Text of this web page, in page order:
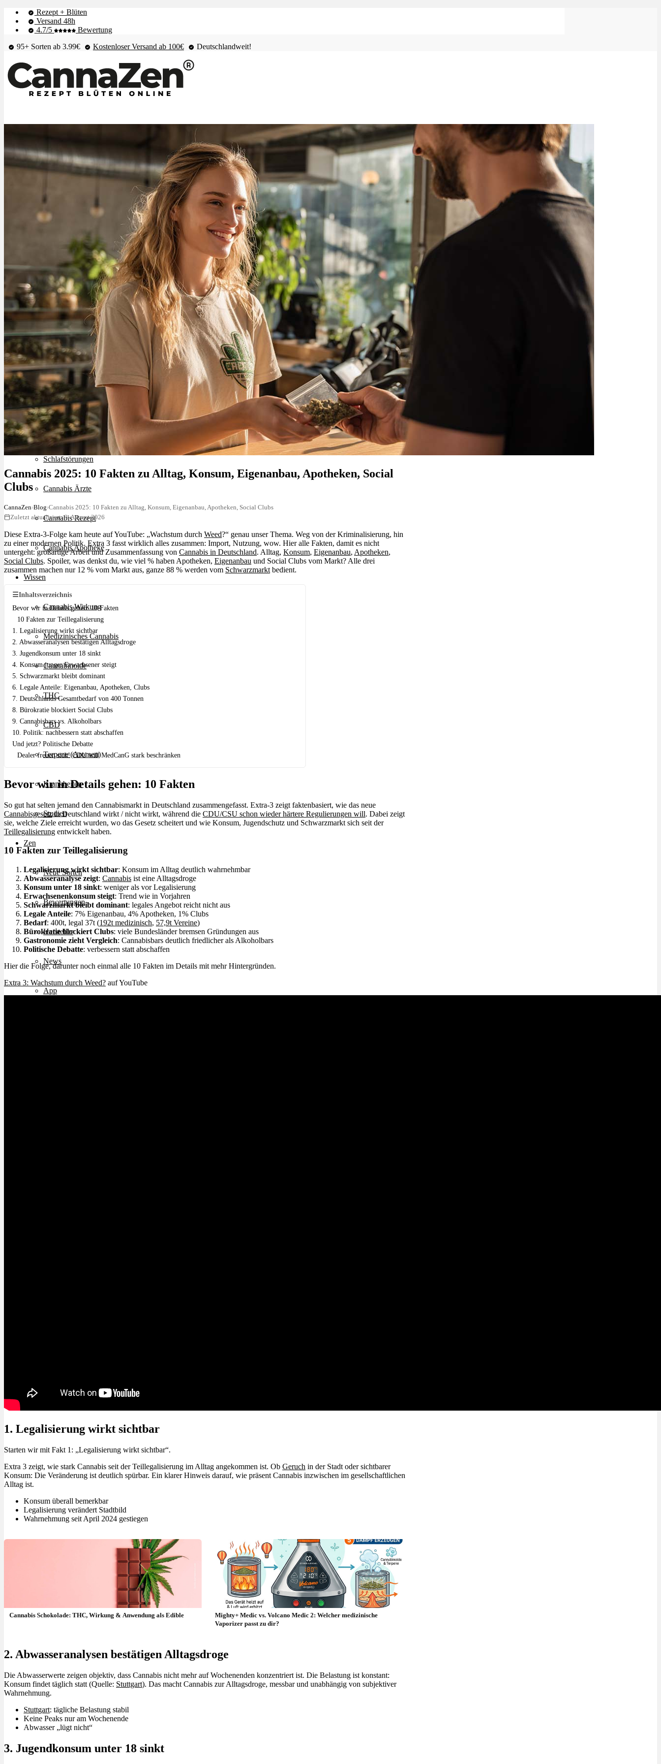
Rezept + Blüten
Versand 48h
4.7/5
Bewertung
95+ Sorten ab 3.99€
Kostenloser Versand ab 100€ Deutschlandweit!
Blüten
Ablauf
Alle Krankheiten
Chronische Schmerzen
ADHS
Angststörungen
Chronische Migräne
Depressionen
Schlafstörungen
Cannabis Ärzte
Cannabis Rezept
Cannabis Apotheke
Wissen
Cannabis Wirkung
Medizinisches Cannabis
Cannabinoide
THC
CBD
Terpene (Aromen)
Krankheiten
Studien
Zen
Neue Sorten
Bewertungen
Hersteller
News
App
Cannabis 2025: 10 Fakten zu Alltag, Konsum, Eigenanbau, Apotheken, Social
Clubs
CannaZen›Blog›Cannabis 2025: 10 Fakten zu Alltag, Konsum, Eigenanbau, Apotheken, Social Clubs
Zuletzt aktualisiert: 3. August 2026
Diese Extra-3-Folge kam heute auf YouTube: „Wachstum durch Weed?“ genau unser Thema. Weg von der Kriminalisierung, hin
zu einer modernen Politik. Extra 3 fasst wirklich alles zusammen: Import, Nutzung, wow. Hier alle Fakten, damit es nicht
untergeht: großartige Arbeit und Zusammenfassung von Cannabis in Deutschland. Alltag, Konsum, Eigenanbau, Apotheken,
Social Clubs. Spoiler, was denkst du, wie viel % haben Apotheken, Eigenanbau und Social Clubs vom Markt? Alle drei
zusammen machen nur 12 % vom Markt aus, ganze 88 % werden vom Schwarzmarkt bedient.
☰Inhaltsverzeichnis
Bevor wir in Details gehen: 10 Fakten
10 Fakten zur Teillegalisierung
1. Legalisierung wirkt sichtbar
2. Abwasseranalysen bestätigen Alltagsdroge
3. Jugendkonsum unter 18 sinkt
4. Konsum junger Erwachsener steigt
5. Schwarzmarkt bleibt dominant
6. Legale Anteile: Eigenanbau, Apotheken, Clubs
7. Deutschlands Gesamtbedarf von 400 Tonnen
8. Bürokratie blockiert Social Clubs
9. Cannabisbars vs. Alkoholbars
10. Politik: nachbessern statt abschaffen
Und jetzt? Politische Debatte
Dealer freuen sich! CDU will MedCanG stark beschränken
Bevor wir in Details gehen: 10 Fakten
So gut hat selten jemand den Cannabismarkt in Deutschland zusammengefasst. Extra-3 zeigt faktenbasiert, wie das neue
Cannabisgesetzin Deutschland wirkt / nicht wirkt, während die CDU/CSU schon wieder härtere Regulierungen will. Dabei zeigt
sie, welche Ziele erreicht wurden, wo das Gesetz scheitert und wie Konsum, Jugendschutz und Schwarzmarkt sich seit der
Teillegalisierung entwickelt haben.
10 Fakten zur Teillegalisierung
Legalisierung wirkt sichtbar: Konsum im Alltag deutlich wahrnehmbar
Abwasseranalyse zeigt: Cannabis ist eine Alltagsdroge
Konsum unter 18 sinkt: weniger als vor Legalisierung
Erwachsenenkonsum steigt: Trend wie in Vorjahren
Schwarzmarkt bleibt dominant: legales Angebot reicht nicht aus
Legale Anteile: 7% Eigenanbau, 4% Apotheken, 1% Clubs
Bedarf: 400t, legal 37t (192t medizinisch, 57,9t Vereine)
Bürokratie blockiert Clubs: viele Bundesländer bremsen Gründungen aus
Gastronomie zieht Vergleich: Cannabisbars deutlich friedlicher als Alkoholbars
Politische Debatte: verbessern statt abschaffen
Hier die Folge, darunter noch einmal alle 10 Fakten im Details mit mehr Hintergründen.
Extra 3: Wachstum durch Weed? auf YouTube
1. Legalisierung wirkt sichtbar
Starten wir mit Fakt 1: „Legalisierung wirkt sichtbar“.
Extra 3 zeigt, wie stark Cannabis seit der Teillegalisierung im Alltag angekommen ist. Ob Geruch in der Stadt oder sichtbarer
Konsum: Die Veränderung ist deutlich spürbar. Ein klarer Hinweis darauf, wie präsent Cannabis inzwischen im gesellschaftlichen
Alltag ist.
Konsum überall bemerkbar
Legalisierung verändert Stadtbild
Wahrnehmung seit April 2024 gestiegen
Cannabis Schokolade: THC, Wirkung & Anwendung als Edible
Mighty+ Medic vs. Volcano Medic 2: Welcher medizinische
Vaporizer passt zu dir?
2. Abwasseranalysen bestätigen Alltagsdroge
Die Abwasserwerte zeigen objektiv, dass Cannabis nicht mehr auf Wochenenden konzentriert ist. Die Belastung ist konstant:
Konsum findet täglich statt (Quelle: Stuttgart). Das macht Cannabis zur Alltagsdroge, messbar und unabhängig von subjektiver
Wahrnehmung.
Stuttgart: tägliche Belastung stabil
Keine Peaks nur am Wochenende
Abwasser „lügt nicht“
3. Jugendkonsum unter 18 sinkt